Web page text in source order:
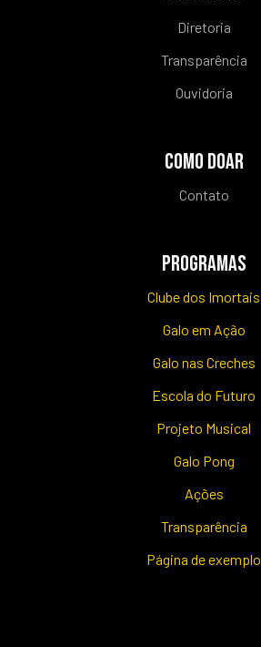
Diretoria
Transparência
Ouvidoria
COMO DOAR
Contato
PROGRAMAS
Clube dos Imortais
Galo em Ação
Galo nas Creches
Escola do Futuro
Projeto Musical
Galo Pong
Ações
Transparência
Página de exemplo